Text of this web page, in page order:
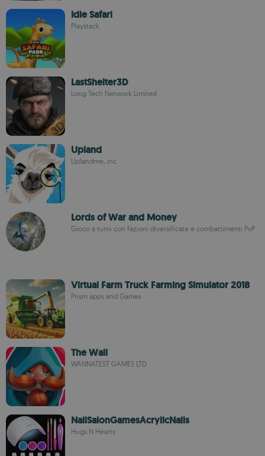
Idle Safari
Playstack
LastShelter3D
Long Tech Network Limited
Upland
Uplandme, inc
Lords of War and Money
Gioco a turni con fazioni diversificate e combattimenti PvP
Virtual Farm Truck Farming Simulator 2018
Prism apps and Games
The Wall
WANNATEST GAMES LTD
NailSalonGamesAcrylicNails
Hugs N Hearts